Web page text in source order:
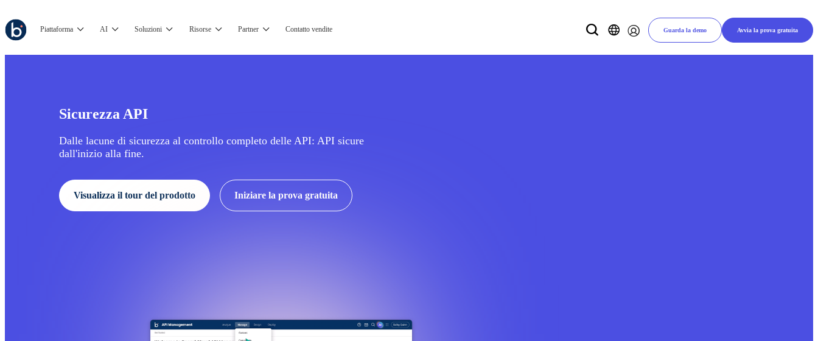
Piattaforma AI Soluzioni Risorse Partner Contatto vendite Guarda la demo Avvia la prova gratuita
Sicurezza API
Dalle lacune di sicurezza al controllo completo delle API: API sicure
dall'inizio alla fine.
Visualizza il tour del prodotto Iniziare la prova gratuita